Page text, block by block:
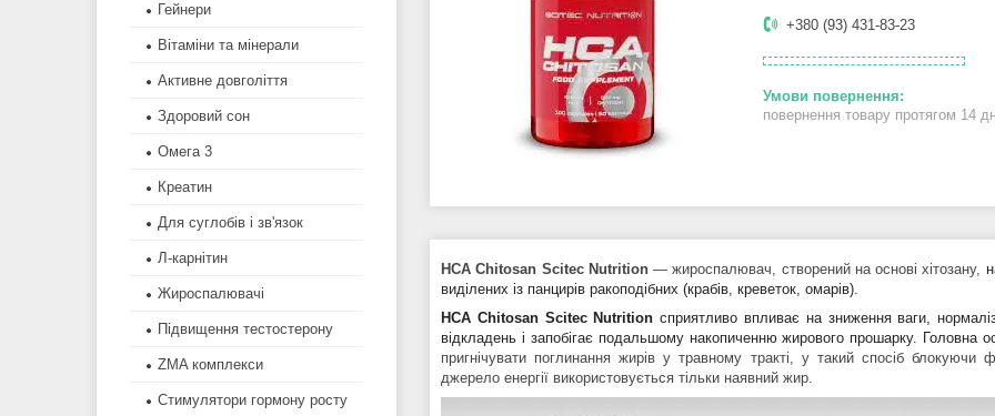
+380 (93) 431-83-23
повернення товару протягом 14
HCA Chitosan Scitec Nutrition— жироспалювач, створений на основі хітозану,
виділених із панцирів ракоподібних (крабів, креветок, омарів).
HCA Chitosan Scitec Nutrition сприятливо впливає на зниження ваги,
відкладень і запобігає подальшому накопиченню жирового прошарку. Головна
пригнічувати поглинання жирів у травному тракті, у такий спосіб
джерело енергії використовується тільки наявний жир.
Гейнери
Вітаміни та мінерали
Активне довголіття
Здоровий сон
Омега 3
Креатин
Для суглобів і зв'язок
Л-карнітин
Жироспалювачі
Підвищення тестостерону
ZMA комплекси
Стимулятори гормону росту